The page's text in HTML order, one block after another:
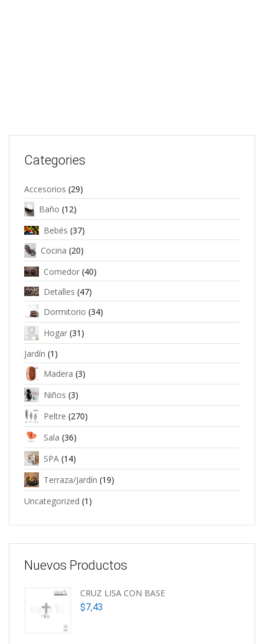
Categories
Accesorios (29)
Baño (12)
Bebés (37)
Cocina (20)
Comedor (40)
Detalles (47)
Dormitorio (34)
Hogar (31)
Jardín (1)
Madera (3)
Niños (3)
Peltre (270)
Sala (36)
SPA (14)
Terraza/Jardín (19)
Uncategorized (1)
Nuevos Productos
CRUZ LISA CON BASE
$7,43